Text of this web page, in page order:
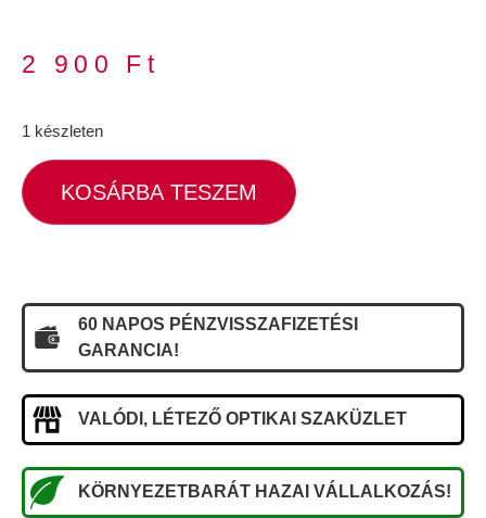
2 900 Ft
1 készleten
KOSÁRBA TESZEM
60 NAPOS PÉNZVISSZAFIZETÉSI
GARANCIA!
VALÓDI, LÉTEZŐ OPTIKAI SZAKÜZLET
KÖRNYEZETBARÁT HAZAI VÁLLALKOZÁS!